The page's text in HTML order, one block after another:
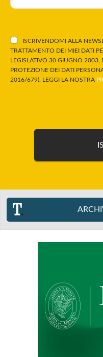
ISCRIVENDOMI ALLA
TRATTAMENTO DEI MIEI DATI
LEGISLATIVO 30 GIUGNO 2003,
PROTEZIONE DEI DATI
2016/679). LEGGI LA NOSTRA